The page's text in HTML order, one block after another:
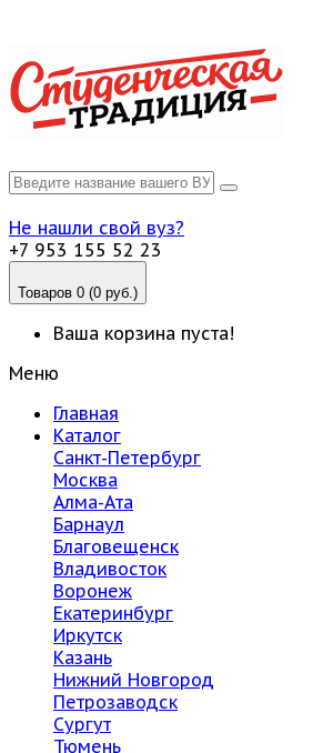
Не нашли свой вуз?
+7 953 155 52 23
Товаров 0 (0 руб.)
Ваша корзина пуста!
Меню
Главная
Каталог
Санкт-Петербург
Москва
Алма-Ата
Барнаул
Благовещенск
Владивосток
Воронеж
Екатеринбург
Иркутск
Казань
Нижний Новгород
Петрозаводск
Сургут
Тюмень